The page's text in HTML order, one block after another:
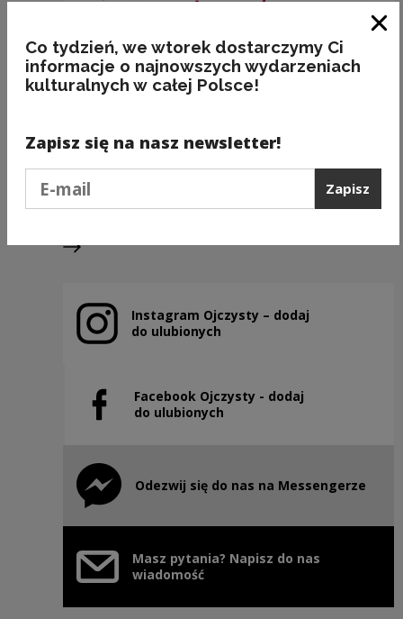
Kategorie:semantyka, jedzenie
Następny slajd
Instagram Ojczysty – dodaj
do ulubionych
Uwaga, link zostanie otwarty w nowym oknie
Facebook Ojczysty - dodaj
do ulubionych
Uwaga, link zostanie otwarty w nowym oknie
Odezwij się do nas na Messengerze
Uwaga, link zostanie otwarty w nowym oknie
Masz pytania? Napisz do nas
wiadomość
Co tydzień, we wtorek dostarczymy Ci
informacje o najnowszych wydarzeniach
kulturalnych w całej Polsce!
Zapisz się na nasz newsletter!
Zapisz